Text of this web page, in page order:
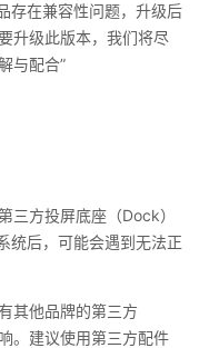
存在兼容性问题，升级后
升级此版本，我们将尽
与配合”
方投屏底座（Dock）
统后，可能会遇到无法正
他品牌的第三方
。建议使用第三方配件